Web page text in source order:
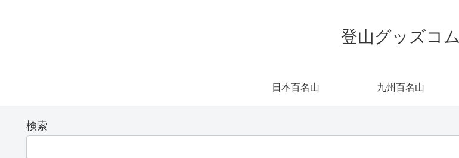
登山グッズコム
日本百名山 九州百名山
検索